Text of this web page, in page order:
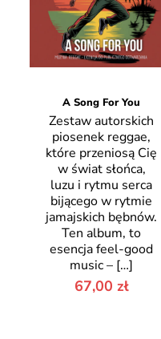
A Song For You
Zestaw autorskich
piosenek reggae,
które przeniosą Cię
w świat słońca,
luzu i rytmu serca
bijącego w rytmie
jamajskich bębnów.
Ten album, to
esencja feel-good
music – […]
67,00 zł